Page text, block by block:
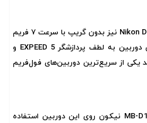
اگرچه دوربین نیکون Nikon D850 body نیز بدون گریپ با سرعت ۷ فریم
بر ثانیه عکس می‌گیرد، اما این دوربین به لطف پردازشگر EXPEED 5 و
از سریع‌ترین دوربین‌های فول‌فریم
در صورتی که از گریپ جدید MB-D18 نیکون روی این دوربین استفاده